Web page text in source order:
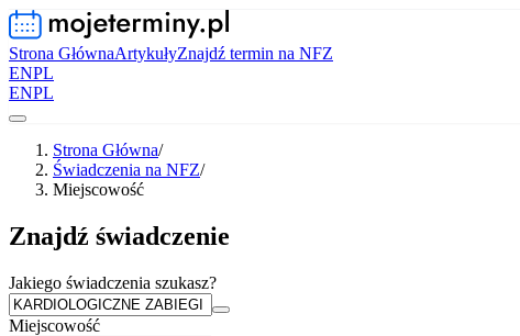
Strona GłównaArtykułyZnajdź termin na NFZ
ENPL
ENPL
Strona Główna/
Świadczenia na NFZ/
Miejscowość
Znajdź świadczenie
Jakiego świadczenia szukasz?
Miejscowość